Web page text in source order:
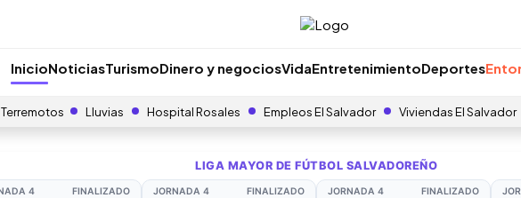
InicioNoticiasTurismoDinero y negociosVidaEntretenimientoDeportes
Terremotos Lluvias Hospital Rosales Empleos El Salvador Viviendas El Salvador